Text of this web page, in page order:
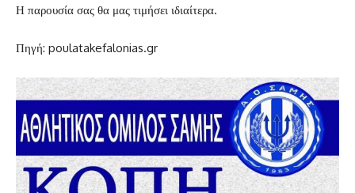
Η παρουσία σας θα μας τιμήσει ιδιαίτερα.
Πηγή: poulatakefalonias.gr